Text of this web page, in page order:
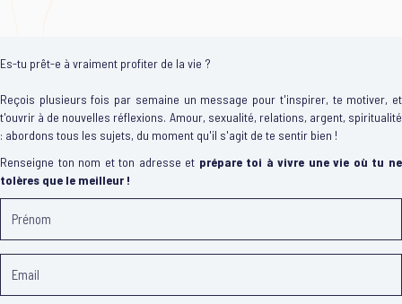
Es-tu prêt-e à vraiment profiter de la vie ?
Reçois plusieurs fois par semaine un message pour t'inspirer, te motiver, et
t'ouvrir à de nouvelles réflexions. Amour, sexualité, relations, argent, spiritualité
: abordons tous les sujets, du moment qu'il s'agit de te sentir bien !
Renseigne ton nom et ton adresse et prépare toi à vivre une vie où tu ne
tolères que le meilleur !